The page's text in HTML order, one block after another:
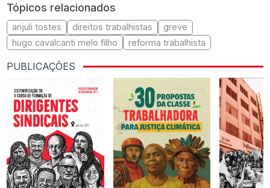
Tópicos relacionados
anjuli tostes direitos trabalhistas
greve
hugo cavalcanti melo filho
reforma trabalhista
PUBLICAÇÕES